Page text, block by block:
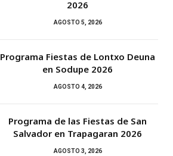
2026
AGOSTO 5, 2026
Programa Fiestas de Lontxo Deuna
en Sodupe 2026
AGOSTO 4, 2026
Programa de las Fiestas de San
Salvador en Trapagaran 2026
AGOSTO 3, 2026